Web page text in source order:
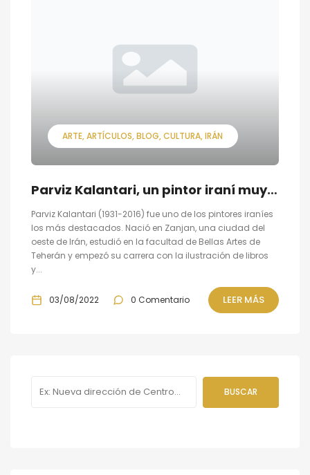
ARTE ARTÍCULOS BLOG CULTURA IRÁN
Parviz Kalantari, un pintor iraní muy influyente
Parviz Kalantari (1931-2016) fue uno de los pintores iraníes
los más destacados. Nació en Zanjan, una ciudad del
oeste de Irán, estudió en la facultad de Bellas Artes de
Teherán y empezó su carrera con la ilustración de libros
y...
03/08/2022 0 Comentario LEER MÁS